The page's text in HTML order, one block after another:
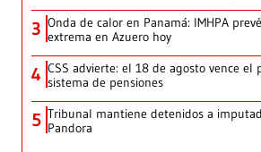
3 Onda de calor en Panamá: IMHPA
extrema en Azuero hoy
4 CSS advierte: el 18 de agosto vence el
sistema de pensiones
5 Tribunal mantiene detenidos a
Pandora